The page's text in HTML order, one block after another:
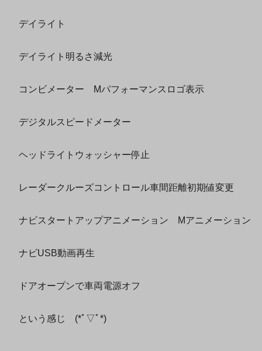
デイライト
デイライト明るさ減光
コンビメーター Mパフォーマンスロゴ表示
デジタルスピードメーター
ヘッドライトウォッシャー停止
レーダークルーズコントロール車間距離初期値変更
ナビスタートアップアニメーション Mアニメーション
ナビUSB動画再生
ドアオープンで車両電源オフ
という感じ (*ﾟ▽ﾟ*)